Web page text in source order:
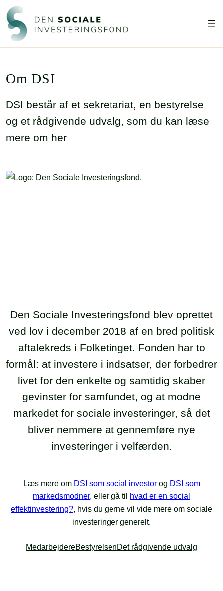
Om DSI
DSI består af et sekretariat, en bestyrelse
og et rådgivende udvalg, som du kan læse
mere om her
Den Sociale Investeringsfond blev oprettet
ved lov i december 2018 af en bred politisk
aftalekreds i Folketinget. Fonden har to
formål: at investere i indsatser, der forbedrer
livet for den enkelte og samtidig skaber
gevinster for samfundet, og at modne
markedet for sociale investeringer, så det
bliver nemmere at gennemføre nye
investeringer i velfærden.
Læs mere om DSI som social investorog DSI som
markedsmodner, eller gå til
hvad er en social
effektinvestering?, hvis du gerne vil vide mere om sociale
investeringer generelt.
MedarbejdereBestyrelsenDet rådgivende udvalg